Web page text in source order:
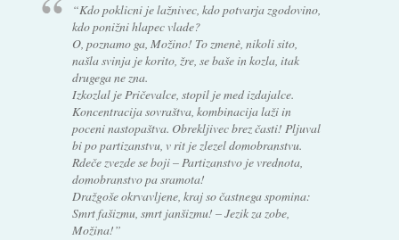
“Kdo poklicni je lažnivec, kdo potvarja zgodovino,
kdo ponižni hlapec vlade?
O, poznamo ga, Možino! To zmenè, nikoli sito,
našla svinja je korito, žre, se baše in kozla, itak
drugega ne zna.
Izkozlal je Pričevalce, stopil je med izdajalce.
Koncentracija sovraštva, kombinacija laži in
poceni nastopaštva. Obrekljivec brez časti! Pljuval
bi po partizanstvu, v rit je zlezel domobranstvu.
Rdeče zvezde se boji – Partizanstvo je vrednota,
domobranstvo pa sramota!
Dražgoše okrvavljene, kraj so častnega spomina:
Smrt fašizmu, smrt janšizmu! – Jezik za zobe,
Možina!”